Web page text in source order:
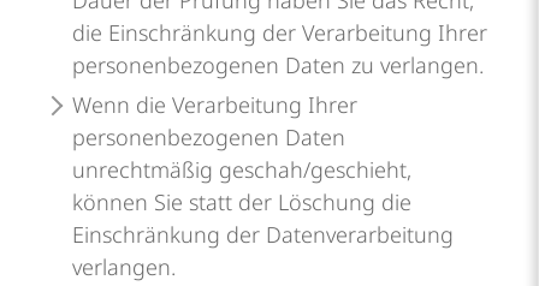
die Einschränkung der Verarbeitung Ihrer
personenbezogenen Daten zu verlangen.
Wenn die Verarbeitung Ihrer
personenbezogenen Daten
unrechtmäßig geschah/geschieht,
können Sie statt der Löschung die
Einschränkung der Datenverarbeitung
verlangen.